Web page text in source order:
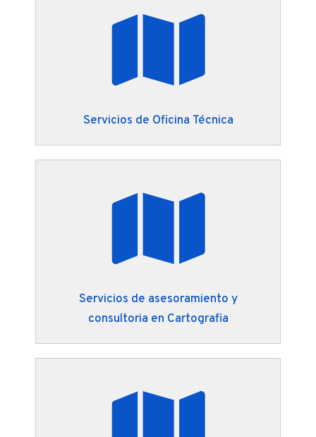
Servicios de Oficina Técnica
Servicios de asesoramiento y
consultoria en Cartografia